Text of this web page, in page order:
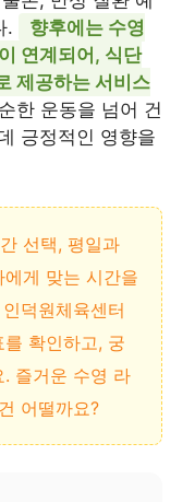
.
향후에는 수영
연계되어, 식단
제공하는 서비스
한 운동을 넘어 건
긍정적인 영향을
선택, 평일과
게 맞는 시간을
덕원체육센터
확인하고, 궁
즐거운 수영 라
어떨까요?